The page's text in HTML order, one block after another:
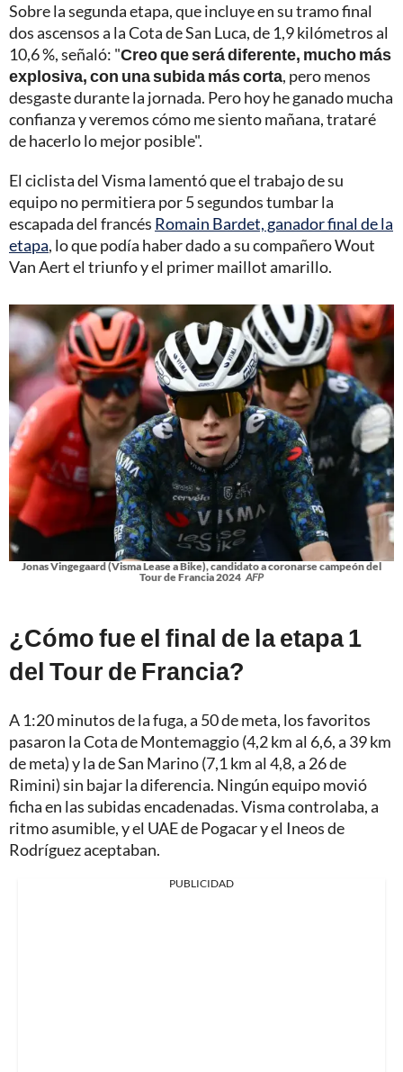
Sobre la segunda etapa, que incluye en su tramo final
dos ascensos a la Cota de San Luca, de 1,9 kilómetros al
10,6 %, señaló: "Creo que será diferente, mucho más
explosiva, con una subida más corta, pero menos
desgaste durante la jornada. Pero hoy he ganado mucha
confianza y veremos cómo me siento mañana, trataré
de hacerlo lo mejor posible".
El ciclista del Visma lamentó que el trabajo de su
equipo no permitiera por 5 segundos tumbar la
escapada del francés Romain Bardet, ganador final de la
etapa, lo que podía haber dado a su compañero Wout
Van Aert el triunfo y el primer maillot amarillo.
Jonas Vingegaard (Visma Lease a Bike), candidato a coronarse campeón del
Tour de Francia 2024 AFP
¿Cómo fue el final de la etapa 1
del Tour de Francia?
A 1:20 minutos de la fuga, a 50 de meta, los favoritos
pasaron la Cota de Montemaggio (4,2 km al 6,6, a 39 km
de meta) y la de San Marino (7,1 km al 4,8, a 26 de
Rimini) sin bajar la diferencia. Ningún equipo movió
ficha en las subidas encadenadas. Visma controlaba, a
ritmo asumible, y el UAE de Pogacar y el Ineos de
Rodríguez aceptaban.
PUBLICIDAD